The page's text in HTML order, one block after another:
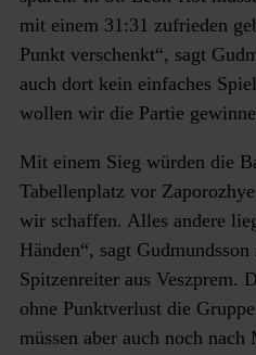
mit einem 31:31 zufrieden
Punkt verschenkt“, sagt
auch dort kein einfaches
wollen wir die Partie
Mit einem Sieg würden die
Tabellenplatz vor
wir schaffen. Alles andere
Händen“, sagt
Spitzenreiter aus Veszprem.
ohne Punktverlust die
müssen aber auch noch